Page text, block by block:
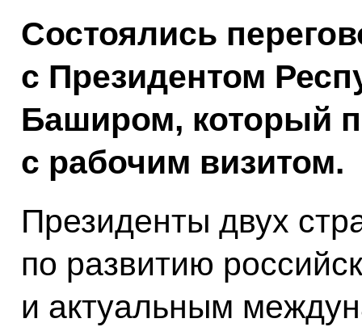
Состоялись
с Президентом
Баширом, который
с рабочим визитом.
Президенты двух
по развитию
и актуальным